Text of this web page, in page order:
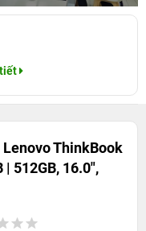
Lenovo ThinkBook
512GB, 16.0",